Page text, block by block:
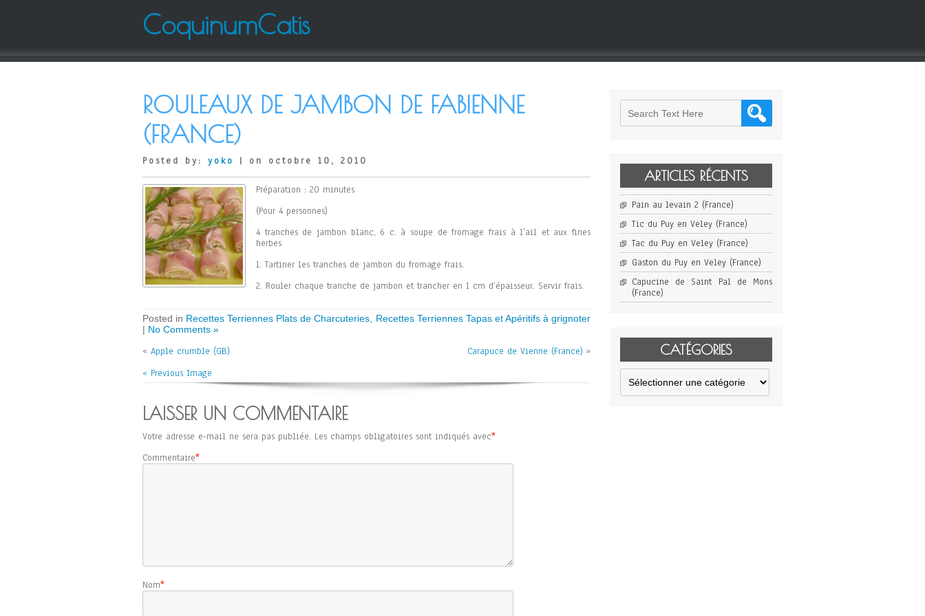
CoquinumCatis
ROULEAUX DE JAMBON DE FABIENNE
(FRANCE)
Posted by: yoko | on octobre 10, 2010
Préparation : 20 minutes
(Pour 4 personnes)
4 tranches de jambon blanc, 6 c. à soupe de fromage frais à l’ail et aux fines
herbes
1. Tartiner les tranches de jambon du fromage frais.
2. Rouler chaque tranche de jambon et trancher en 1 cm d’épaisseur. Servir frais.
Posted in Recettes Terriennes Plats de Charcuteries
Recettes Terriennes Tapas et Apéritifs à grignoter
| No Comments »
« Apple crumble (GB) Carapuce de Vienne (France) »
« Previous Image
LAISSER UN COMMENTAIRE
Votre adresse e-mail ne sera pas publiée. Les champs obligatoires sont indiqués avec*
Commentaire*
Nom*
ARTICLES RÉCENTS
Pain au levain 2 (France)
Tic du Puy en Veley (France)
Tac du Puy en Veley (France)
Gaston du Puy en Veley (France)
Capucine de Saint Pal de Mons
(France)
CATÉGORIES
Catégories